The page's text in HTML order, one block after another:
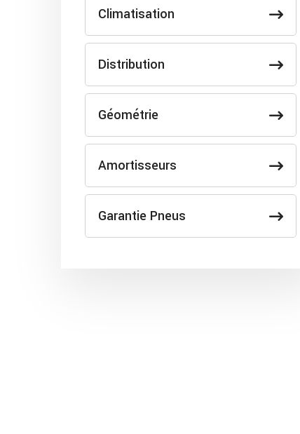
Climatisation
Distribution
Géométrie
Amortisseurs
Garantie Pneus